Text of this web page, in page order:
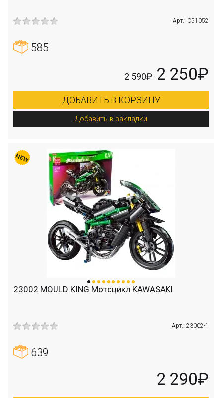
Арт.: C51052
585
2 590₽ 2 250₽
ДОБАВИТЬ В КОРЗИНУ
Добавить в закладки
23002 MOULD KING Мотоцикл KAWASAKI
Арт.: 23002-1
639
2 290₽